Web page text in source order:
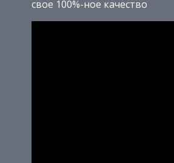
свое 100%-ное качество